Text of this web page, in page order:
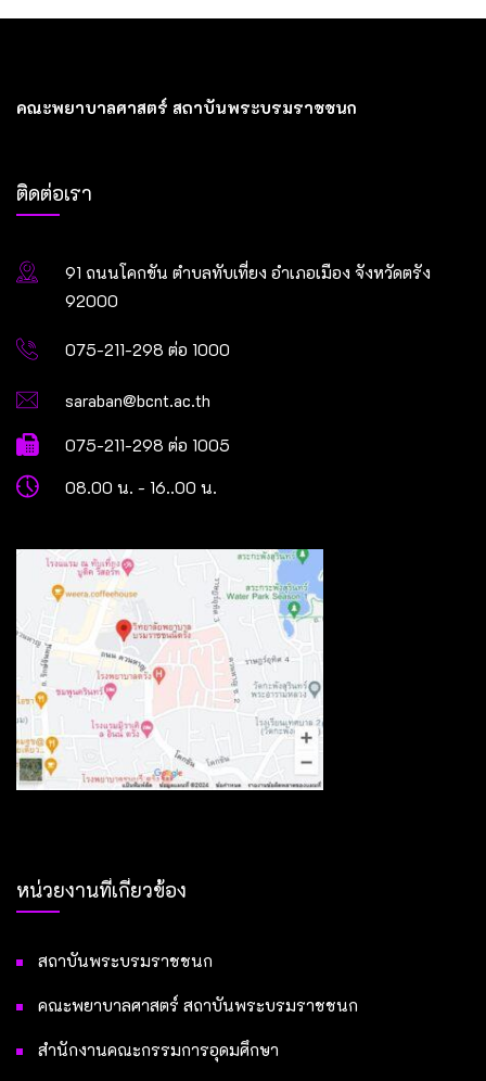
คณะพยาบาลศาสตร์ สถาบันพระบรมราชชนก
ติดต่อเรา
91 ถนนโคกขัน ตำบลทับเที่ยง อำเภอเมือง จังหวัดตรัง
92000
075-211-298 ต่อ 1000
saraban@bcnt.ac.th
075-211-298 ต่อ 1005
08.00 น. - 16..00 น.
หน่วยงานที่เกี่ยวข้อง
สถาบันพระบรมราชชนก
คณะพยาบาลศาสตร์ สถาบันพระบรมราชชนก
สำนักงานคณะกรรมการอุดมศึกษา